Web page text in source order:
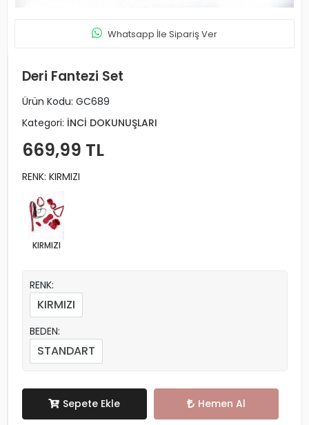
Whatsapp İle Sipariş Ver
Deri Fantezi Set
Ürün Kodu: GC689
Kategori: İNCİ DOKUNUŞLARI
669,99 TL
RENK: KIRMIZI
KIRMIZI
RENK:
KIRMIZI
BEDEN:
STANDART
Sepete Ekle Hemen Al